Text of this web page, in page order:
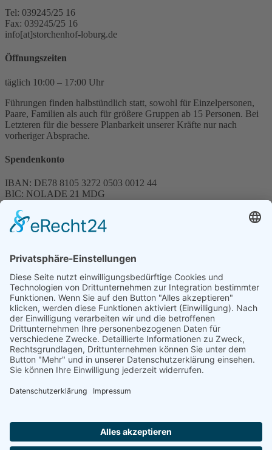
Tel: 039245/25 16
Fax: 039245/25 16
info[at]storchenhof-loburg.de
Öffnungszeiten
täglich 10:00 – 17:00 Uhr
Führungen finden halbstündlich statt, sowohl für Einzelpersonen,
Paare, Familien als auch für größere Gruppen ab 15 Personen. Bei
Letzteren für die bessere Planbarkeit unserer Kräfte nur nach
vorheriger Absprache.
Spendenkonto
IBAN: DE78 8105 3272 0503 0012 44
BIC: NOLADE 21 MDG
Spenden können steuerlich abgesetzt werden
Förderung
© 1987 – 2025
Storchenhof Loburg e.V.
Alle Rechte vorbehalten.
Cookie-Einstellungen
Navigation überspringen
Impressum
Haftungsausschluss
Facebook